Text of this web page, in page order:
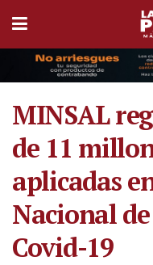
MINSAL
de 11
aplicadas
Nacional
Covid-19